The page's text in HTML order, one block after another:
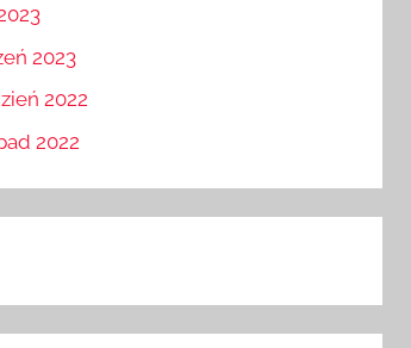
2023
2022
2022